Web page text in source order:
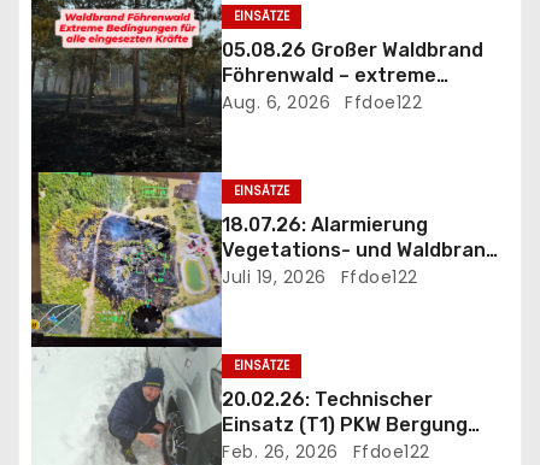
a
v
i
g
a
t
i
o
EINSÄTZE
05.08.26 Großer Waldbrand
Föhrenwald – extreme
Einsatzbedingungen
Aug. 6, 2026 Ffdoe122
EINSÄTZE
18.07.26: Alarmierung
Vegetations- und Waldbrand
B3 Föhrenwald
Juli 19, 2026 Ffdoe122
EINSÄTZE
20.02.26: Technischer
Einsatz (T1) PKW Bergung
und Eigehilfe wegen
Feb. 26, 2026 Ffdoe122